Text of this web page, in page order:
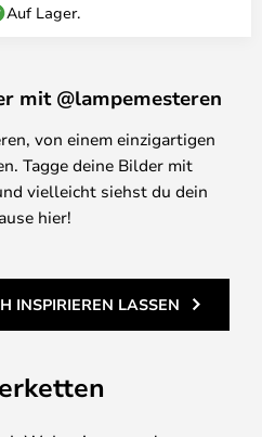
Auf Lager.
mit @lampemesteren
von einem einzigartigen
Tagge deine Bilder mit
vielleicht siehst du dein
hier!
INSPIRIEREN LASSEN